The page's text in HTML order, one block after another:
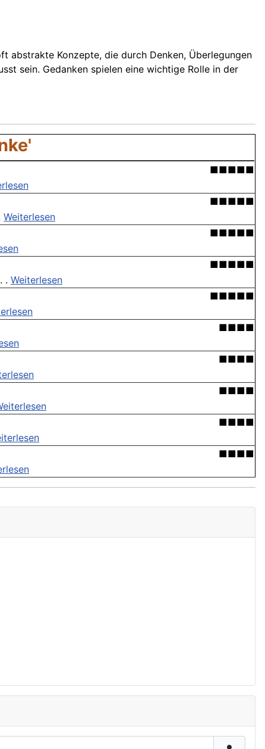
abstrakte Konzepte, die durch Denken, Überlegungen
sein. Gedanken spielen eine wichtige Rolle in der
■■■■■
■■■■■
Weiterlesen
■■■■■
■■■■■
. Weiterlesen
■■■■■
■■■■
■■■■
■■■■
■■■■
■■■■